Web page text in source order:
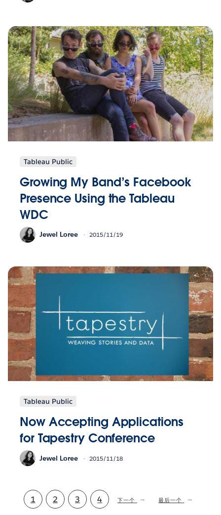
Tableau Public
Growing My Band’s Facebook
Presence Using the Tableau
WDC
Jewel Loree 2015/11/19
Tableau Public
Now Accepting Applications
for Tapestry Conference
Jewel Loree 2015/11/18
当
1
页
2
页
3
页
4
下
下一个
最
最后一个